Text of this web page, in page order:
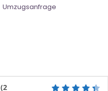
Umzugsanfrage
(2